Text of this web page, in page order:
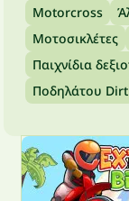
Motorcross
Μοτοσικλέτες
Παιχνίδια
Ποδηλάτου Dirt